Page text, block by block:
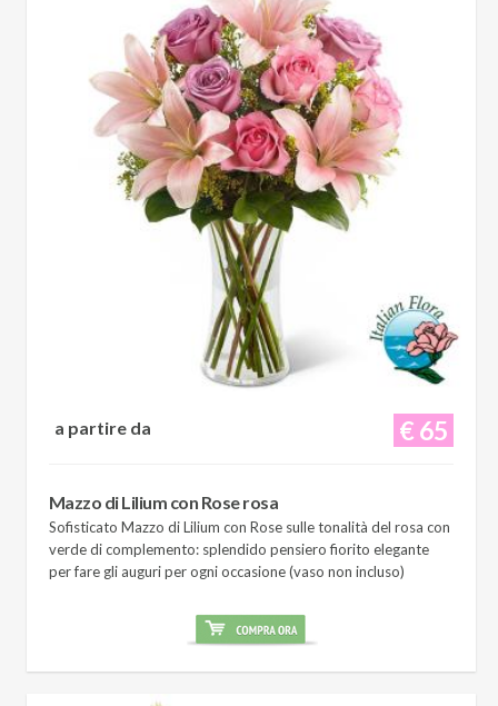
€ 65
a partire da
Mazzo di Lilium con Rose rosa
Sofisticato Mazzo di Lilium con Rose sulle tonalità del rosa con
verde di complemento: splendido pensiero fiorito elegante
per fare gli auguri per ogni occasione (vaso non incluso)